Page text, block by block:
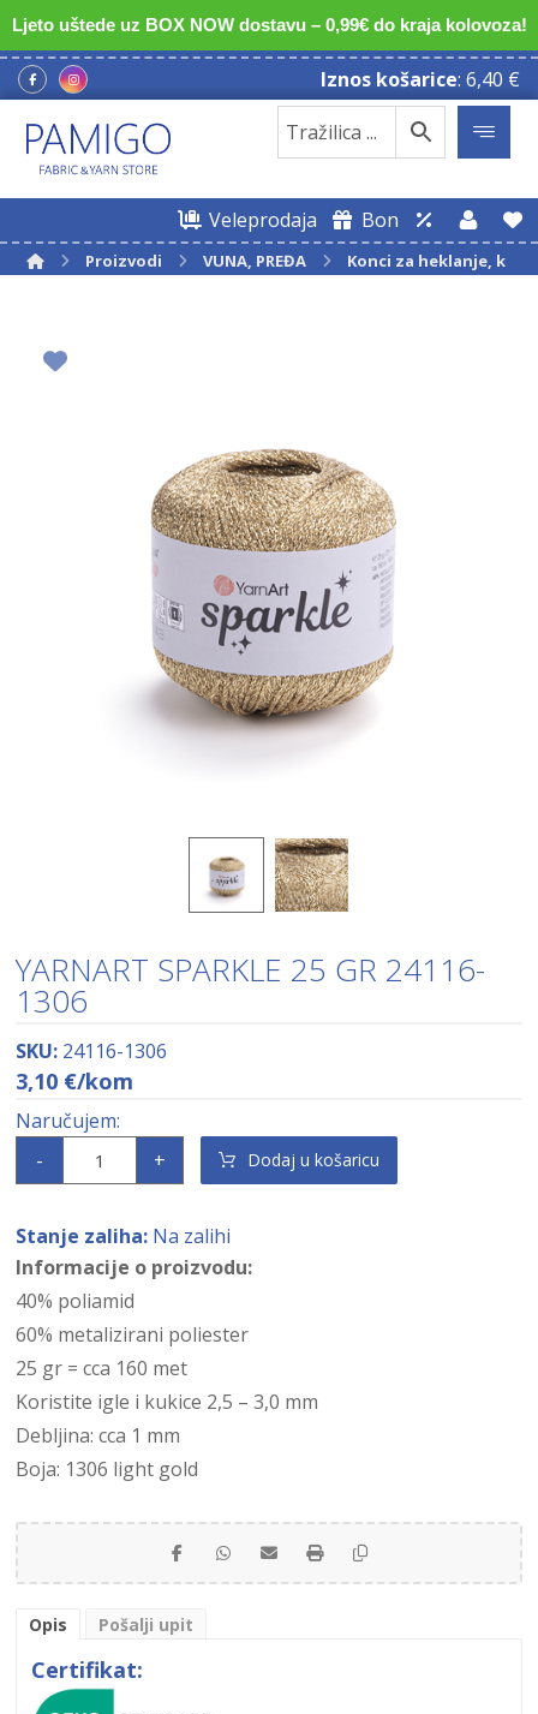
Ljeto uštede uz BOX NOW dostavu – 0,99€ do kraja kolovoza!
Iznos košarice: 6,40 €
Veleprodaja Bon
Proizvodi VUNA, PREĐA Konci za heklanje,
YARNART SPARKLE 25 GR 24116-
1306
SKU: 24116-1306
3,10 €/kom
- + Dodaj u košaricu
Stanje zaliha: Na zalihi
Informacije o proizvodu:
40% poliamid
60% metalizirani poliester
25 gr = cca 160 met
Koristite igle i kukice 2,5 – 3,0 mm
Debljina: cca 1 mm
Boja: 1306 light gold
Opis Pošalji upit
Certifikat: